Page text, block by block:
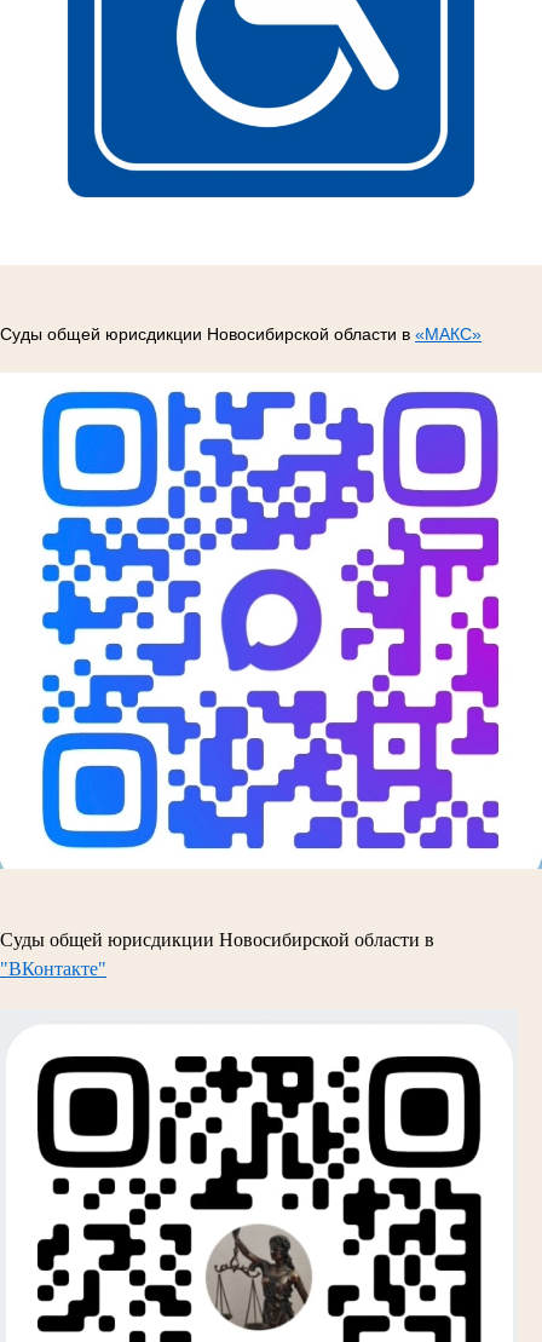
Суды общей юрисдикции Новосибирской области в «МАКС»
Суды общей юрисдикции Новосибирской области в
"ВКонтакте"